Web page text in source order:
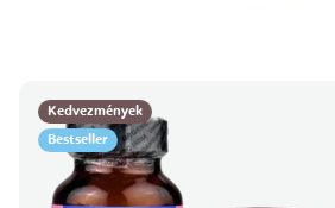
Kedvezmények
Bestseller